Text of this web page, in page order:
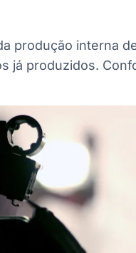
produção interna
já produzidos.